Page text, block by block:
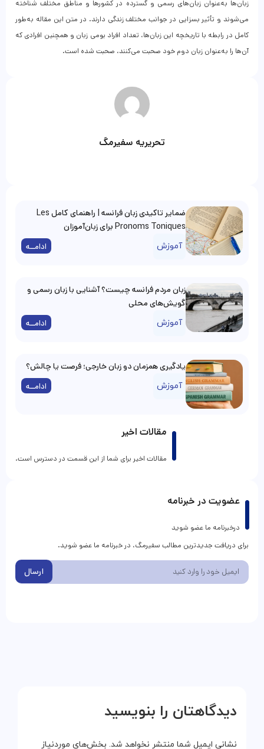
زبان‌ها به‌عنوان زبان‌های رسمی و گسترده در کشورها و مناطق مختلف شناخته
می‌شوند و تأثیر بسزایی در جوانب مختلف زندگی دارند. در متن این مقاله به‌طور
کامل در رابطه با تاریخچه این زبان‌ها، تعداد افراد بومی زبان و همچنین افرادی که
آن‌ها را به‌عنوان زبان دوم خود صحبت می‌کنند، صحبت شده است.
تحریریه سفیرمگ
مقالات اخیر
مقالات اخیر برای شما از این قسمت در دسترس است.
ضمایر تاکیدی زبان فرانسه | راهنمای کامل Les
Pronoms Toniques برای زبان‌آموزان
آموزش ادامــه
زبان مردم فرانسه چیست؟ آشنایی با زبان رسمی و
گویش‌های محلی
آموزش ادامــه
یادگیری همزمان دو زبان خارجی؛ فرصت یا چالش؟
آموزش ادامــه
عضویت در خبرنامه
درخبرنامه ما عضو شوید
برای دریافت جدیدترین مطالب سفیرمگ، در خبرنامه ما عضو شوید.
ارسال
دیدگاهتان را بنویسید
نشانی ایمیل شما منتشر نخواهد شد. بخش‌های موردنیاز